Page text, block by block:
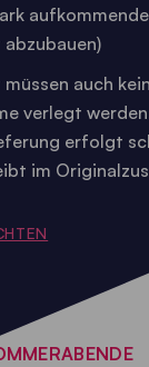
auch
verlegt
erfolgt
im